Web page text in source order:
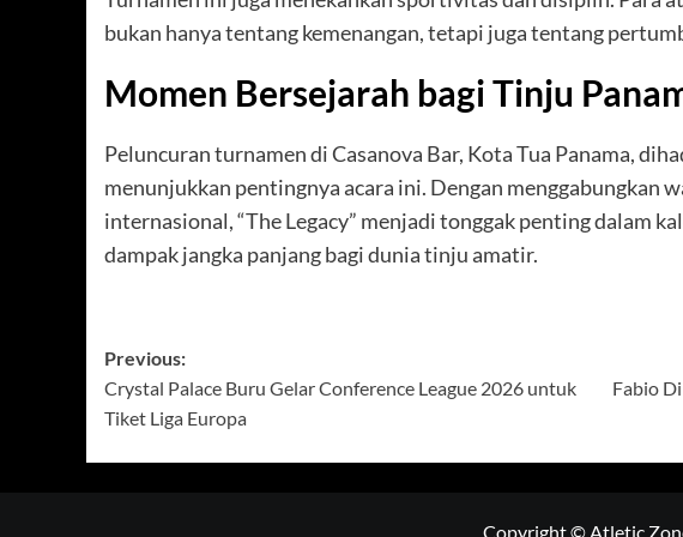
bukan hanya tentang kemenangan, tetapi juga tentang
Momen Bersejarah bagi Tinju
Peluncuran turnamen di Casanova Bar, Kota Tua Panama,
menunjukkan pentingnya acara ini. Dengan menggabungkan
internasional, “The Legacy” menjadi tonggak penting dalam
dampak jangka panjang bagi dunia tinju amatir.
Post
navigation
Previous:
Crystal Palace Buru Gelar Conference League 2026 untuk
Tiket Liga Europa
Fabio
Copyright © Atletic